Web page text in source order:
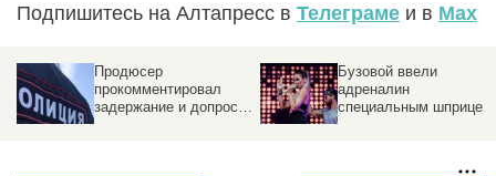
Подпишитесь на Алтапресс в Телеграме и в Max
Продюсер
прокомментировал
задержание и допрос
Бузовой ввели
адреналин
специальным шприцем